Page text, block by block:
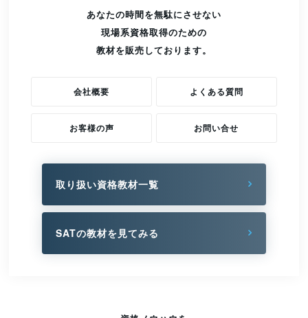
あなたの時間を無駄にさせない
現場系資格取得のための
教材を販売しております。
会社概要 よくある質問
お客様の声 お問い合せ
取り扱い資格教材一覧
SATの教材を見てみる